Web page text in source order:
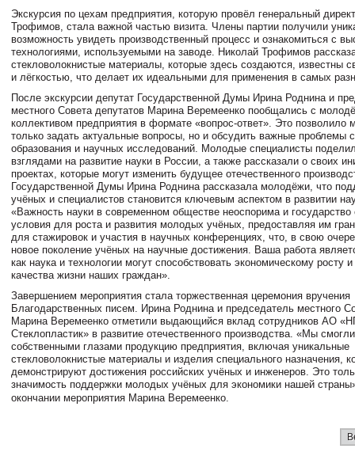
Экскурсия по цехам предприятия, которую провёл генеральный
Трофимов, стала важной частью визита. Члены партии получили
возможность увидеть производственный процесс и ознакомиться с
технологиями, используемыми на заводе. Николай Трофимов
стекловолокнистые материалы, которые здесь создаются, известны
и лёгкостью, что делает их идеальными для применения в самых
После экскурсии депутат Государственной Думы Ирина Роднина и
местного Совета депутатов Марина Веремеенко пообщались с
коллективом предприятия в формате «вопрос-ответ». Это позволило
только задать актуальные вопросы, но и обсудить важные проблемы
образования и научных исследований. Молодые специалисты
взглядами на развитие науки в России, а также рассказали о своих
проектах, которые могут изменить будущее отечественного
Государственной Думы Ирина Роднина рассказала молодёжи, что
учёных и специалистов становится ключевым аспектом в развитии
«Важность науки в современном обществе неоспорима и государство
условия для роста и развития молодых учёных, предоставляя им
для стажировок и участия в научных конференциях, что, в свою
новое поколение учёных на научные достижения. Ваша работа
как наука и технологии могут способствовать экономическому росту
качества жизни наших граждан».
Завершением мероприятия стала торжественная церемония вручения
Благодарственных писем. Ирина Роднина и председатель местного
Марина Веремеенко отметили выдающийся вклад сотрудников АО
Стеклопластик» в развитие отечественного производства. «Мы
собственными глазами продукцию предприятия, включая уникальные
стекловолокнистые материалы и изделия специального назначения,
демонстрируют достижения российских учёных и инженеров. Это
значимость поддержки молодых учёных для экономики нашей
окончании мероприятия Марина Веремеенко.